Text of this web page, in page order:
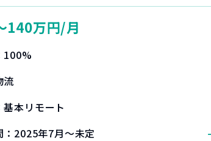
140万円/月
100%
流
基本リモート
2025年7月～未定